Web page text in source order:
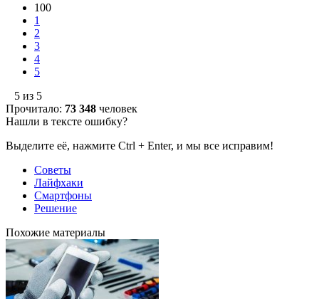
100
1
2
3
4
5
5 из 5
Прочитало: 73 348 человек
Нашли в тексте ошибку?
Выделите её, нажмите Ctrl + Enter, и мы все исправим!
Советы
Лайфхаки
Смартфоны
Решение
Похожие материалы